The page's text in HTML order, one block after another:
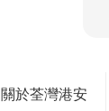
關於荃灣港安